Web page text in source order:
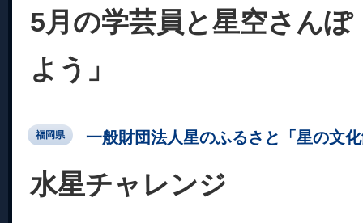
5月の学芸員と星空さんぽ
よう」
福岡県 一般財団法人星のふるさと「星の文
水星チャレンジ